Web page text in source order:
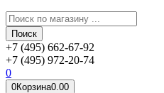
Поиск
+7 (495) 662-67-92
+7 (495) 972-20-74
0
0Корзина0.00